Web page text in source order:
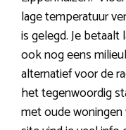
lage temperatuur
is gelegd. Je
ook nog eens
alternatief voor de
het tegenwoordig
met oude